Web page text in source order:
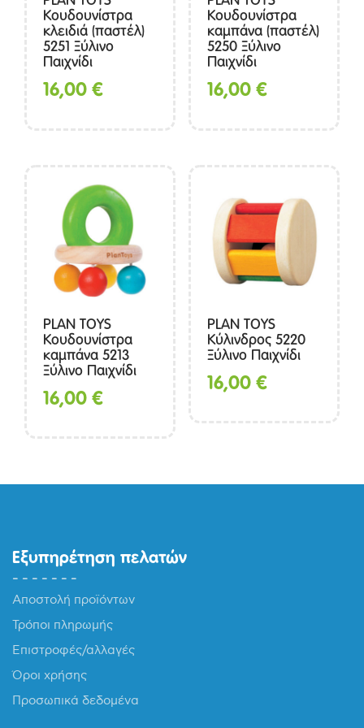
Κουδουνίστρα
κλειδιά (παστέλ)
5251 Ξύλινο
Παιχνίδι
16,00€
Κουδουνίστρα
καμπάνα (παστέλ)
5250 Ξύλινο
Παιχνίδι
16,00€
PLAN TOYS
Κουδουνίστρα
καμπάνα 5213
Ξύλινο Παιχνίδι
16,00€
PLAN TOYS
Κύλινδρος 5220
Ξύλινο Παιχνίδι
16,00€
Εξυπηρέτηση πελατών
Αποστολή προϊόντων
Τρόποι πληρωμής
Επιστροφές/αλλαγές
Όροι χρήσης
Προσωπικά δεδομένα